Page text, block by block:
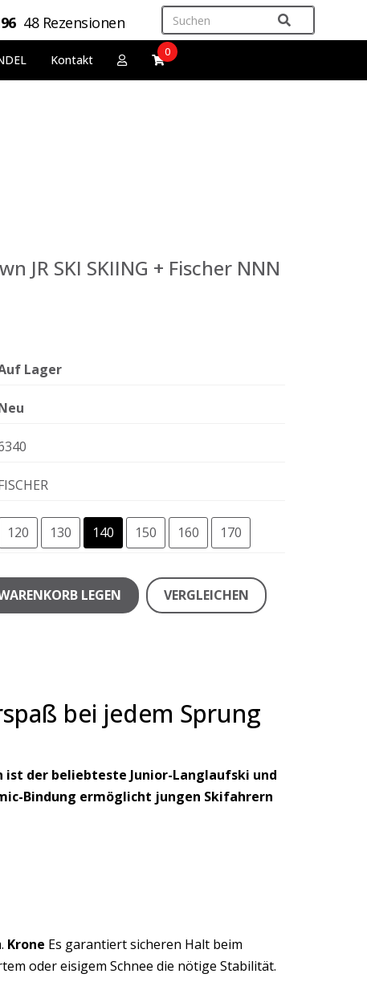
48 Rezensionen
Kontakt
0
JR SKI SKIING + Fischer NNN
Lager
120 130 140 150 160 170
LEGEN VERGLEICHEN
bei jedem Sprung
ist der beliebteste Junior-Langlaufski und
Bindung ermöglicht jungen Skifahrern
Krone Es garantiert sicheren Halt beim
oder eisigem Schnee die nötige Stabilität.